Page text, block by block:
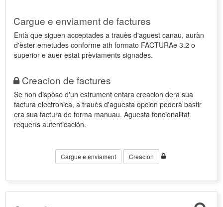
Cargue e enviament de factures
Entà que siguen acceptades a trauès d'aguest canau, auràn
d'èster emetudes conforme ath formato FACTURAe 3.2 o
superior e auer estat prèviaments signades.
Creacion de factures
Se non dispòse d'un estrument entara creacion dera sua
factura electronica, a trauès d'aguesta opcion poderà bastir
era sua factura de forma manuau. Aguesta foncionalitat
requerís autenticación.
Cargue e enviament Creacion